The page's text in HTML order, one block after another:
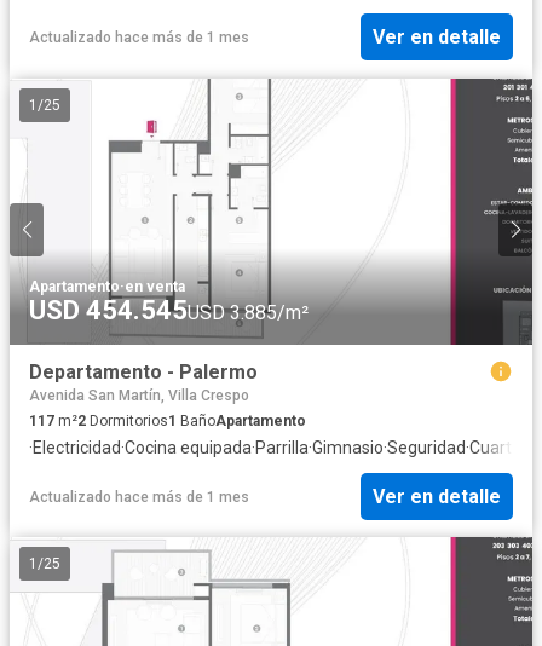
Actualizado hace más de 1 mes Ver en detalle
1 /25
Apartamento·en venta
USD 454.545USD 3.885/m²
Departamento - Palermo
Avenida San Martín, Villa Crespo
117 m²2 Dormitorios1 BañoApartamento
·Electricidad·Cocina equipada·Parrilla·Gimnasio·Seguridad·Cuarto
Actualizado hace más de 1 mes Ver en detalle
1 /25